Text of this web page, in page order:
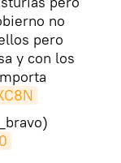
no
pero
y con los